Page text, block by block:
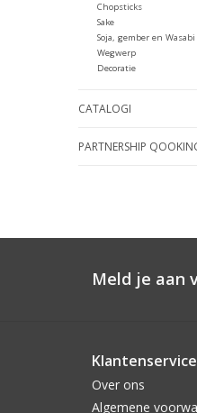
Chopsticks
Sake
Soja, gember en Wasabi
Wegwerp
Decoratie
CATALOGI
PARTNERSHIP
Meld je aan
Klantenservice
Over ons
Algemene